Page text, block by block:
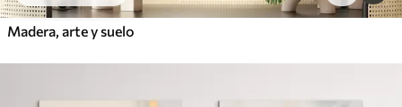
Madera, arte y suelo